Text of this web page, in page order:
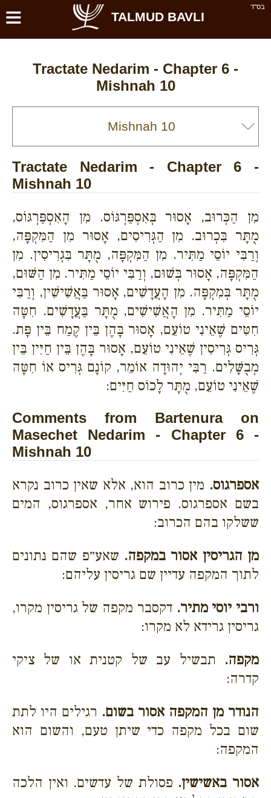
בס''ד ≡ TALMUD BAVLI
Tractate Nedarim - Chapter 6 -
Mishnah 10
Tractate Nedarim - Chapter 6 -
Mishnah 10
מִן הַכְּרוּב, אָסוּר בְּאִסְפַּרְגּוֹס. מִן הָאִסְפַּרְגּוֹס,
מֻתָּר בִּכְרוּב. מִן הַגְּרִיסִים, אָסוּר מִן הַמִּקְפָּה,
וְרַבִּי יוֹסֵי מַתִּיר. מִן הַמִּקְפָּה, מֻתָּר בִּגְרִיסִין. מִן
הַמִּקְפָּה, אָסוּר בְּשׁוּם, וְרַבִּי יוֹסֵי מַתִּיר. מִן הַשּׁוּם,
מֻתָּר בְּמִקְפָּה. מִן הָעֲדָשִׁים, אָסוּר בַּאֲשִׁישִׁין, וְרַבִּי
יוֹסֵי מַתִּיר. מִן הָאֲשִׁישִׁים, מֻתָּר בַּעֲדָשִׁים. חִטָּה
חִטִּים שֶׁאֵינִי טוֹעֵם, אָסוּר בָּהֶן בֵּין קֶמַח בֵּין פָּת.
גְּרִיס גְּרִיסִין שֶׁאֵינִי טוֹעֵם, אָסוּר בָּהֶן בֵּין חַיִּין בֵּין
מְבֻשָּׁלִים. רַבִּי יְהוּדָה אוֹמֵר, קוֹנָם גְּרִיס אוֹ חִטָּה
שֶׁאֵינִי טוֹעֵם, מֻתָּר לָכוֹס חַיִּים:
Comments from Bartenura on
Masechet Nedarim - Chapter 6 -
Mishnah 10
אספרגוס. מין כרוב הוא, אלא שאין כרוב נקרא
בשם אספרגוס. פירוש אחר, אספרגוס, המים
ששלקו בהם הכרוב:
מן הגריסין אסור במקפה. שאע״פ שהם נתונים
לתוך המקפה עדיין שם גריסין עליהם:
ורבי יוסי מתיר. דקסבר מקפה של גריסין מקרו,
גריסין גרידא לא מקרו:
מקפה. תבשיל עב של קטנית או של ציקי
קדרה:
הנודר מן המקפה אסור בשום. רגילים היו לתת
שום בכל מקפה כדי שיתן טעם, והשום הוא
המקפה:
אסור באשישין. פסולת של עדשים. ואין הלכה